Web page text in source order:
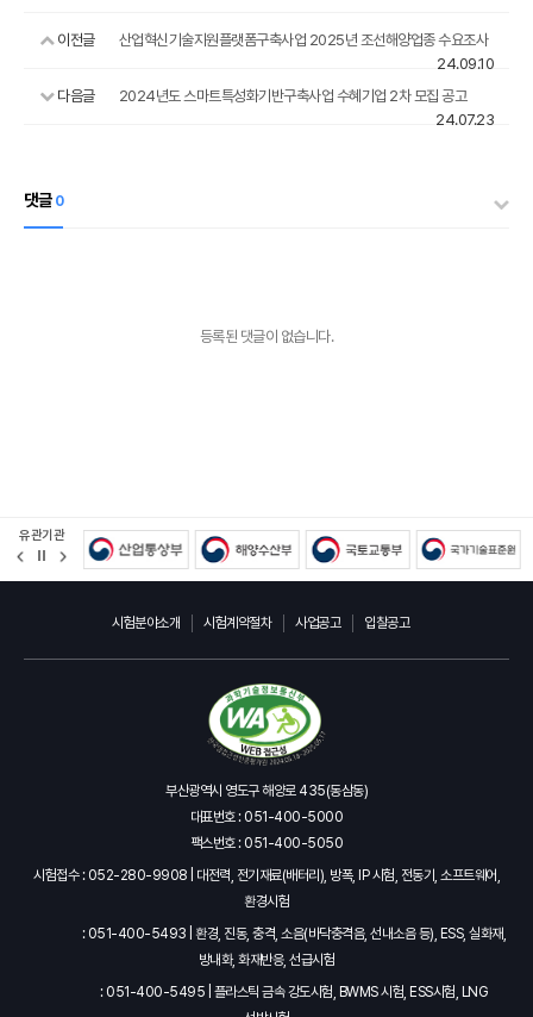
이전글
산업혁신기술지원플랫폼구축사업 2025년 조선해양업종 수요조사
24.09.10
다음글
2024년도 스마트특성화기반구축사업 수혜기업 2차 모집 공고
24.07.23
댓글0
등록된 댓글이 없습니다.
유관기관
정
지
시험분야소개 시험계약절차 사업공고 입찰공고
부산광역시 영도구 해양로 435(동삼동)
대표번호 : 051-400-5000
팩스번호 : 051-400-5050
시험접수 : 052-280-9908 | 대전력, 전기재료(배터리), 방폭, IP 시험, 전동기, 소프트웨어,
환경시험
: 051-400-5493 | 환경, 진동, 충격, 소음(바닥충격음, 선내소음 등), ESS, 실화재,
방내화, 화재반응, 선급시험
: 051-400-5495 | 플라스틱 금속 강도시험, BWMS 시험, ESS시험, LNG